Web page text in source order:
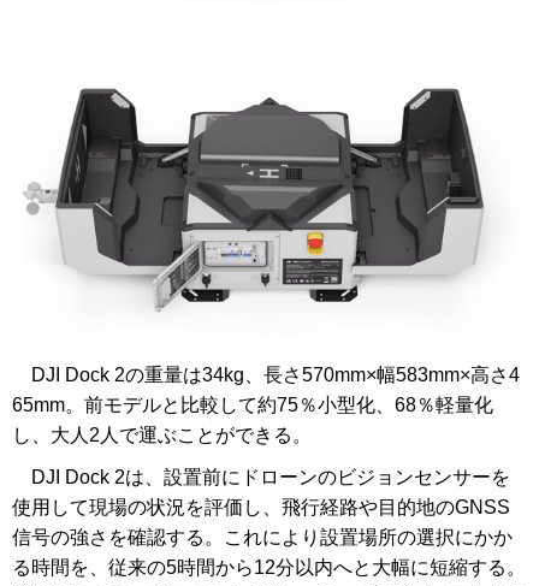
DJI Dock 2の重量は34kg、長さ570mm×幅583mm×高さ4
65mm。前モデルと比較して約75％小型化、68％軽量化
し、大人2人で運ぶことができる。
DJI Dock 2は、設置前にドローンのビジョンセンサーを
使用して現場の状況を評価し、飛行経路や目的地のGNSS
信号の強さを確認する。これにより設置場所の選択にかか
る時間を、従来の5時間から12分以内へと大幅に短縮する。